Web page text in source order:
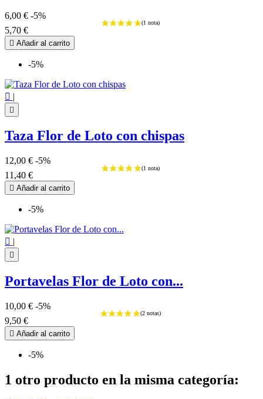
6,00 € -5%
5,70 €
 Añadir al carrito
-5%
 |

Taza Flor de Loto con chispas
12,00 € -5%
11,40 €
 Añadir al carrito
-5%
 |

Portavelas Flor de Loto con...
10,00 € -5%
9,50 €
 Añadir al carrito
-5%
1 otro producto en la misma categoría: